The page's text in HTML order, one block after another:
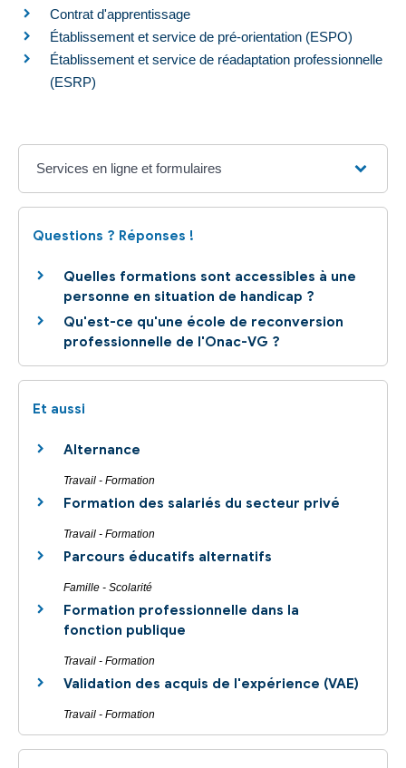
Contrat d'apprentissage
Établissement et service de pré-orientation (ESPO)
Établissement et service de réadaptation professionnelle
(ESRP)
Services en ligne et formulaires
Questions ? Réponses !
Quelles formations sont accessibles à une
personne en situation de handicap ?
Qu'est-ce qu'une école de reconversion
professionnelle de l'Onac-VG ?
Et aussi
Alternance
Travail - Formation
Formation des salariés du secteur privé
Travail - Formation
Parcours éducatifs alternatifs
Famille - Scolarité
Formation professionnelle dans la
fonction publique
Travail - Formation
Validation des acquis de l'expérience (VAE)
Travail - Formation